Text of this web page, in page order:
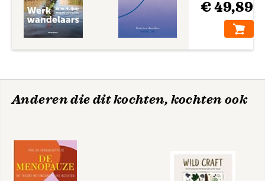
natuurreportages voor tijdschriften trekt ze met haar
smartphone en Lensbaby geregeld de stad in.
€ 49,89
Anderen die dit kochten, kochten ook